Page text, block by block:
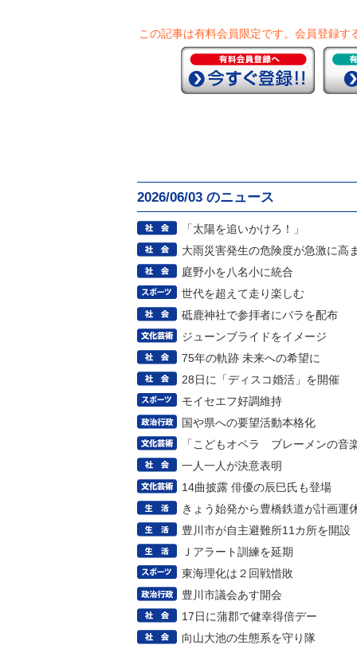
この記事は有料会員限定です。 会員登録す
2026/06/03 のニュース
「太陽を追いかけろ！」
大雨災害発生の危険度が急激に高
庭野小を八名小に統合
世代を超えて走り楽しむ
砥鹿神社で参拝者にバラを配布
ジューンブライドをイメージ
75年の軌跡 未来への希望に
28日に「ディスコ婚活」を開催
モイセエフ好調維持
国や県への要望活動本格化
「こどもオペラ ブレーメンの音
一人一人が決意表明
14曲披露 俳優の辰巳氏も登場
きょう始発から豊橋鉄道が計画運
豊川市が自主避難所11カ所を開設
Ｊアラート訓練を延期
東海理化は２回戦惜敗
豊川市議会あす開会
17日に蒲郡で健幸得倍デー
向山大池の生態系を守り隊